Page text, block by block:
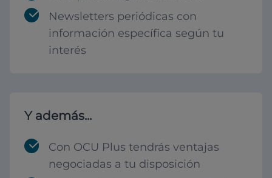
Newsletters periódicas con
información específica según tu
interés
Y además...
Con OCU Plus tendrás ventajas
negociadas a tu disposición